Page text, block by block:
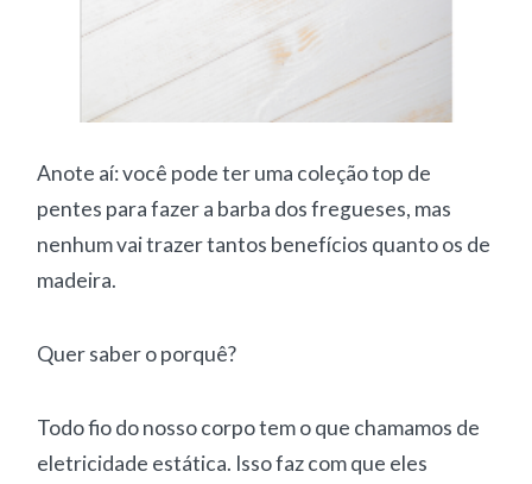
Anote aí: você pode ter uma coleção top de
pentes para fazer a barba dos fregueses, mas
nenhum vai trazer tantos benefícios quanto os de
madeira.
Quer saber o porquê?
Todo fio do nosso corpo tem o que chamamos de
eletricidade estática. Isso faz com que eles